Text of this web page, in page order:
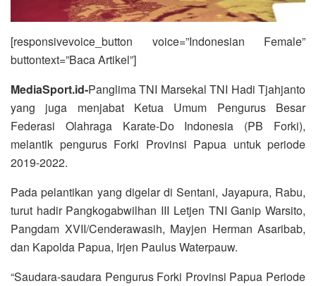
[responsivevoice_button voice=”Indonesian Female”
buttontext=”Baca Artikel”]
MediaSport.id-Panglima TNI Marsekal TNI Hadi Tjahjanto
yang juga menjabat Ketua Umum Pengurus Besar
Federasi Olahraga Karate-Do Indonesia (PB Forki),
melantik pengurus Forki Provinsi Papua untuk periode
2019-2022.
Pada pelantikan yang digelar di Sentani, Jayapura, Rabu,
turut hadir Pangkogabwilhan III Letjen TNI Ganip Warsito,
Pangdam XVII/Cenderawasih, Mayjen Herman Asaribab,
dan Kapolda Papua, Irjen Paulus Waterpauw.
“Saudara-saudara Pengurus Forki Provinsi Papua Periode